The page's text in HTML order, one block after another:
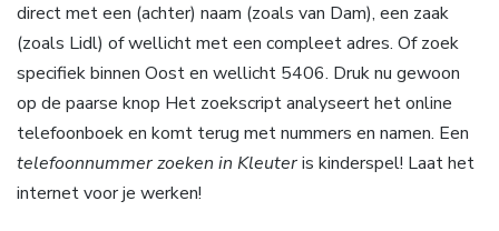
direct met een (achter) naam (zoals van Dam), een zaak
(zoals Lidl) of wellicht met een compleet adres. Of zoek
specifiek binnen Oost en wellicht 5406. Druk nu gewoon
op de paarse knop Het zoekscript analyseert het online
telefoonboek en komt terug met nummers en namen. Een
telefoonnummer zoeken in Kleuteris kinderspel! Laat het
internet voor je werken!